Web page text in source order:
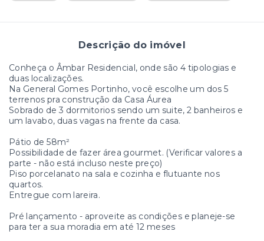
Descrição do imóvel
Conheça o Âmbar Residencial, onde são 4 tipologias e
duas localizações.
Na General Gomes Portinho, você escolhe um dos 5
terrenos pra construção da Casa Áurea
Sobrado de 3 dormitorios sendo um suite, 2 banheiros e
um lavabo, duas vagas na frente da casa.
Pátio de 58m²
Possibilidade de fazer área gourmet. (Verificar valores a
parte - não está incluso neste preço)
Piso porcelanato na sala e cozinha e flutuante nos
quartos.
Entregue com lareira.
Pré lançamento - aproveite as condições e planeje-se
para ter a sua moradia em até 12 meses